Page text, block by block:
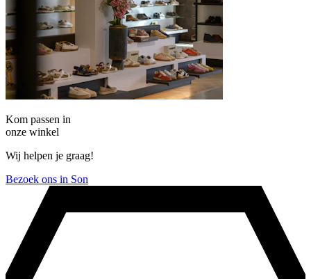
Kom passen in
onze winkel
Wij helpen je graag!
Bezoek ons in Son